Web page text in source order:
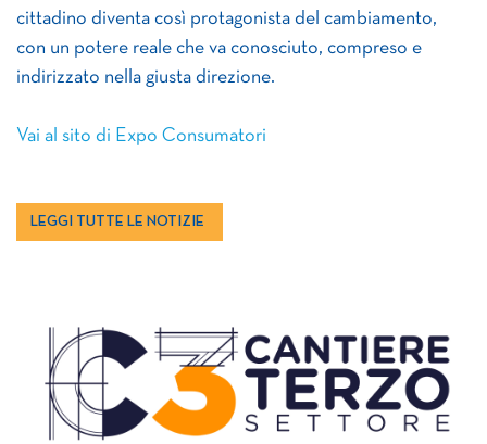
cittadino diventa così protagonista del cambiamento,
con un potere reale che va conosciuto, compreso e
indirizzato nella giusta direzione.
Vai al sito di Expo Consumatori
LEGGI TUTTE LE NOTIZIE